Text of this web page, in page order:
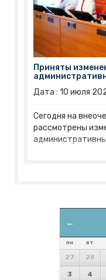
Приняты
Дата : 10 июля
Сегодня на
рассмотрены
←
ПН ВТ
27 28
3 4